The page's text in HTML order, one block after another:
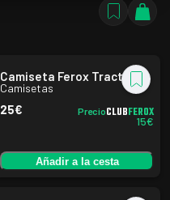
Camiseta Ferox Tractor
Camisetas
25€ PrecioCLUBFEROX
15€
Añadir a la cesta